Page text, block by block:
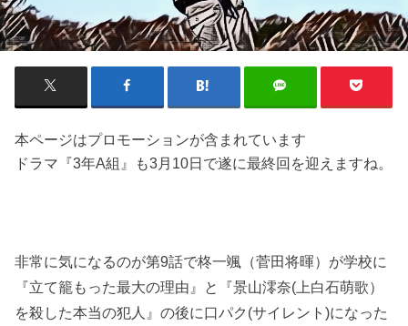
本ページはプロモーションが含まれています
ドラマ『3年A組』も3月10日で遂に最終回を迎えますね。
非常に気になるのが第9話で柊一颯（菅田将暉）が学校に
『立て籠もった最大の理由』と『景山澪奈(上白石萌歌）
を殺した本当の犯人』の後に口パク(サイレント)になった